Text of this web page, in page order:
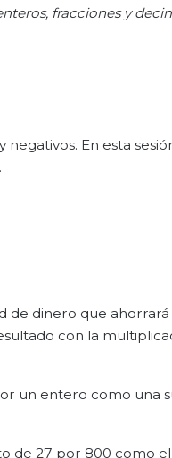
fracciones y
En esta
de dinero que
con la
un entero como una
de 27 por 800 como